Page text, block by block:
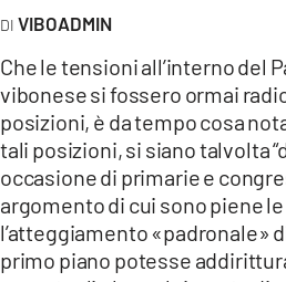
Network
LACPLAY.IT
LACTV.IT
LACONAIR.IT
LACITYMAG.IT
VIBOADMIN
Che le tensioni all’interno del
vibonese si fossero ormai
posizioni, è da tempo cosa
tali posizioni, si siano talvolta
occasione di primarie e
argomento di cui sono piene
l’atteggiamento «padronale»
primo piano potesse